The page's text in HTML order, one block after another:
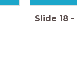
Slide 18 -